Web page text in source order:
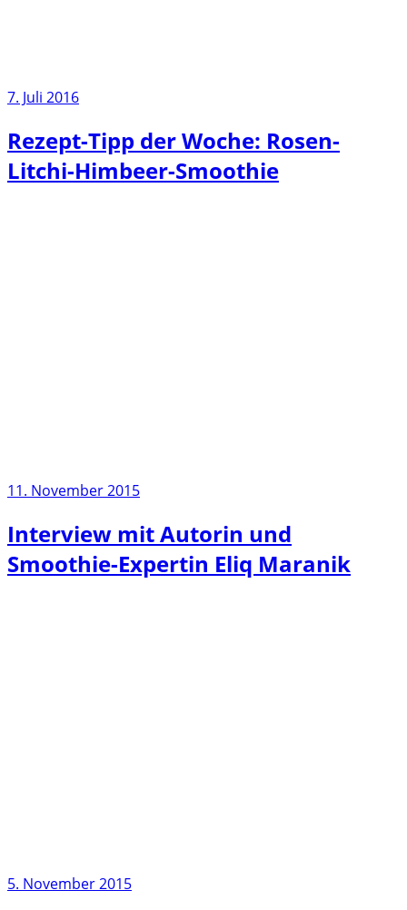
7. Juli 2016
Rezept-Tipp der Woche: Rosen-
Litchi-Himbeer-Smoothie
11. November 2015
Interview mit Autorin und
Smoothie-Expertin Eliq Maranik
5. November 2015